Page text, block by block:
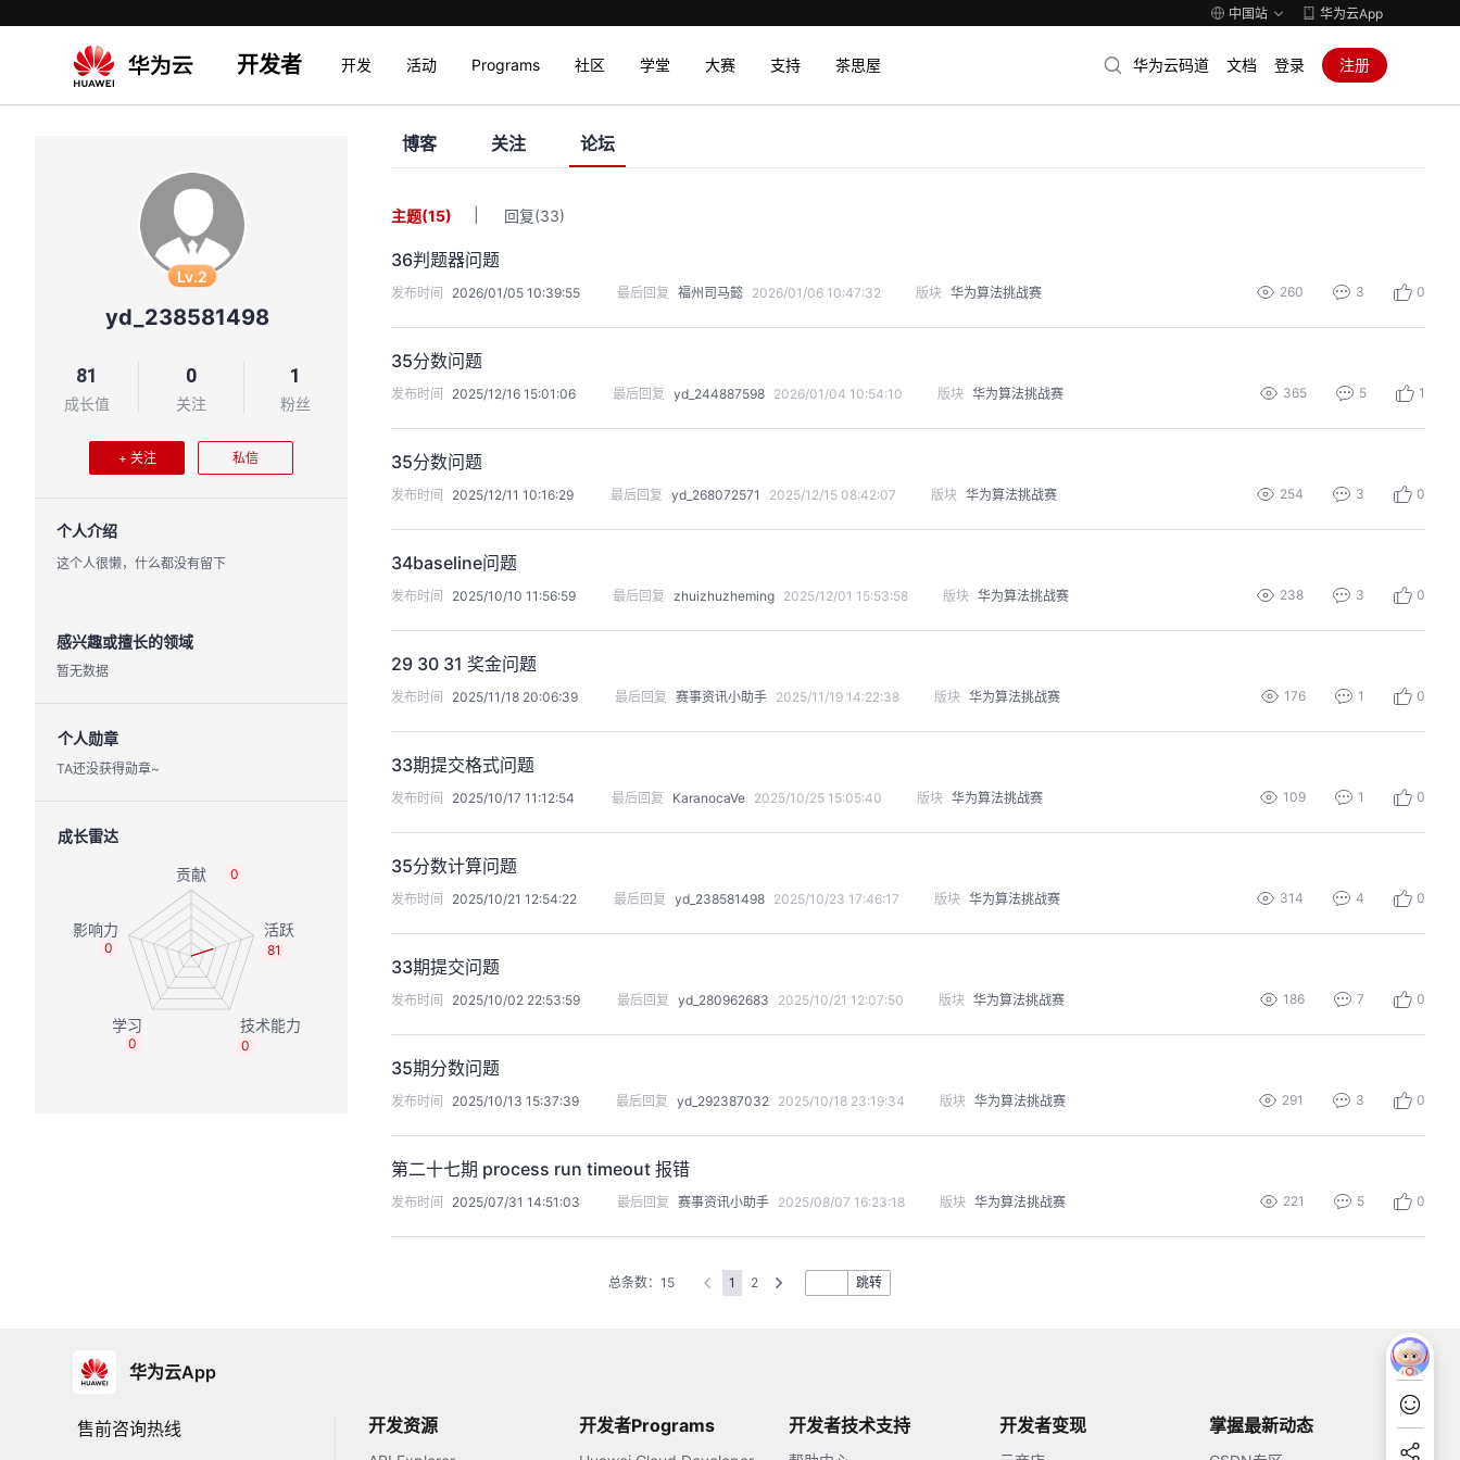
中国站 华为云App
开发者 开发 活动 Programs 社区 学堂 大赛 支持 茶思屋 华为云码道 文档 登录 注册
Lv.2
yd_238581498
81
成长值
0
关注
1
粉丝
+ 关注 私信
个人介绍
这个人很懒，什么都没有留下
感兴趣或擅长的领域
暂无数据
个人勋章
TA还没获得勋章~
成长雷达
0
81
0
0
0
博客 关注 论坛
主题(15) 回复(33)
36判题器问题
发布时间 2026/01/05 10:39:55 最后回复 福州司马懿 2026/01/06 10:47:32 版块 华为算法挑战赛 260 3 0
35分数问题
发布时间 2025/12/16 15:01:06 最后回复 yd_244887598 2026/01/04 10:54:10 版块 华为算法挑战赛 365 5 1
35分数问题
发布时间 2025/12/11 10:16:29 最后回复 yd_268072571 2025/12/15 08:42:07 版块 华为算法挑战赛 254 3 0
34baseline问题
发布时间 2025/10/10 11:56:59 最后回复 zhuizhuzheming 2025/12/01 15:53:58 版块 华为算法挑战赛 238 3 0
29 30 31 奖金问题
发布时间 2025/11/18 20:06:39 最后回复 赛事资讯小助手 2025/11/19 14:22:38 版块 华为算法挑战赛 176 1 0
33期提交格式问题
发布时间 2025/10/17 11:12:54 最后回复 KaranocaVe 2025/10/25 15:05:40 版块 华为算法挑战赛 109 1 0
35分数计算问题
发布时间 2025/10/21 12:54:22 最后回复 yd_238581498 2025/10/23 17:46:17 版块 华为算法挑战赛 314 4 0
33期提交问题
发布时间 2025/10/02 22:53:59 最后回复 yd_280962683 2025/10/21 12:07:50 版块 华为算法挑战赛 186 7 0
35期分数问题
发布时间 2025/10/13 15:37:39 最后回复 yd_292387032 2025/10/18 23:19:34 版块 华为算法挑战赛 291 3 0
第二十七期 process run timeout 报错
发布时间 2025/07/31 14:51:03 最后回复 赛事资讯小助手 2025/08/07 16:23:18 版块 华为算法挑战赛 221 5 0
总条数：15 1 2 跳转
华为云App
售前咨询热线 开发资源 开发者Programs 开发者技术支持 开发者变现 掌握最新动态